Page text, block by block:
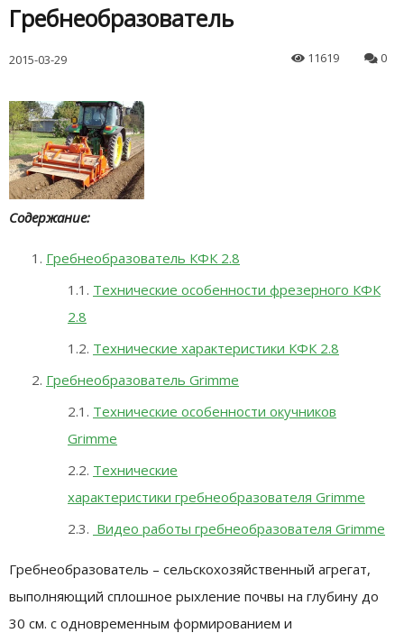
Гребнеобразователь
2015-03-29 11619 0
Содержание:
Гребнеобразователь КФК 2.8
Технические особенности фрезерного КФК
2.8
Технические характеристики КФК 2.8
Гребнеобразователь Grimme
Технические особенности окучников
Grimme
Технические
характеристики гребнеобразователя Grimme
Видео работы гребнеобразователя Grimme
Гребнеобразователь – сельскохозяйственный агрегат,
выполняющий сплошное рыхление почвы на глубину до
30 см. с одновременным формированием и